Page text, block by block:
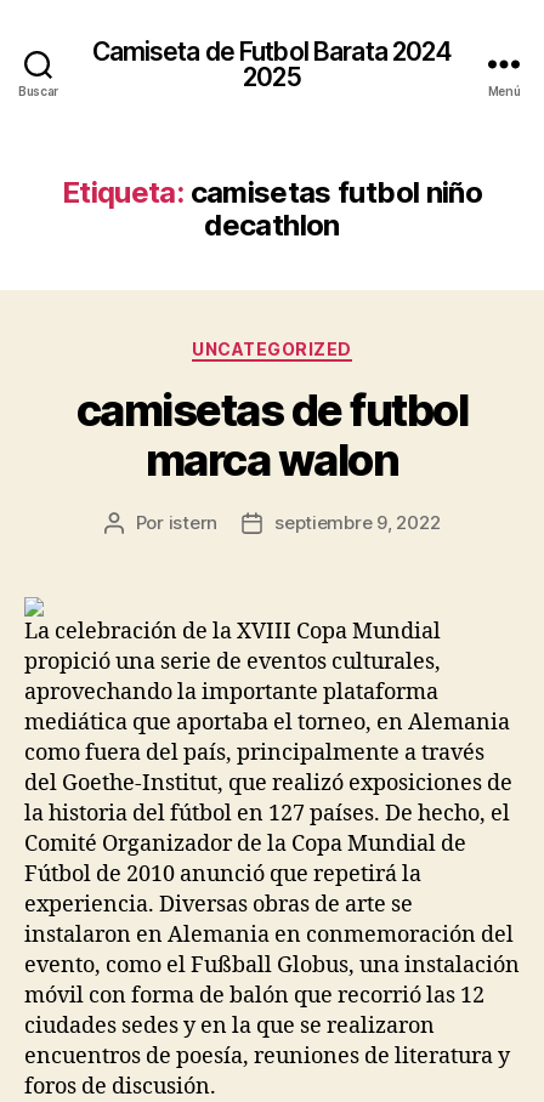
Buscar
Camiseta de Futbol Barata 2024
2025
Menú
Etiqueta: camisetas futbol niño
decathlon
Categorías
UNCATEGORIZED
camisetas de futbol
marca walon
Autor
Por istern
Fechaseptiembre 9, 2022
La celebración de la XVIII Copa Mundial
propició una serie de eventos culturales,
aprovechando la importante plataforma
mediática que aportaba el torneo, en Alemania
como fuera del país, principalmente a través
del Goethe-Institut, que realizó exposiciones de
la historia del fútbol en 127 países. De hecho, el
Comité Organizador de la Copa Mundial de
Fútbol de 2010 anunció que repetirá la
experiencia. Diversas obras de arte se
instalaron en Alemania en conmemoración del
evento, como el Fußball Globus, una instalación
móvil con forma de balón que recorrió las 12
ciudades sedes y en la que se realizaron
encuentros de poesía, reuniones de literatura y
foros de discusión.